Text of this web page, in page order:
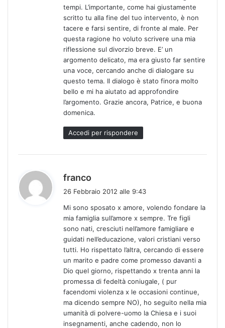
tempi. L’importante, come hai giustamente
scritto tu alla fine del tuo intervento, è non
tacere e farsi sentire, di fronte al male. Per
questa ragione ho voluto scrivere una mia
riflessione sul divorzio breve. E’ un
argomento delicato, ma era giusto far sentire
una voce, cercando anche di dialogare su
questo tema. Il dialogo è stato finora molto
bello e mi ha aiutato ad approfondire
l’argomento. Grazie ancora, Patrice, e buona
domenica.
Accedi per rispondere
franco
e
t
t
26 Febbraio 2012 alle 9:43
Mi sono sposato x amore, volendo fondare la
mia famiglia sull’amore x sempre. Tre figli
sono nati, cresciuti nell’amore famigliare e
guidati nell’educazione, valori cristiani verso
tutti. Ho rispettato l’altra, cercando di essere
un marito e padre come promesso davanti a
Dio quel giorno, rispettando x trenta anni la
promessa di fedeltà coniugale, ( pur
facendomi violenza x le occasioni continue,
ma dicendo sempre NO), ho seguito nella mia
umanità di polvere-uomo la Chiesa e i suoi
insegnamenti, anche cadendo, non lo